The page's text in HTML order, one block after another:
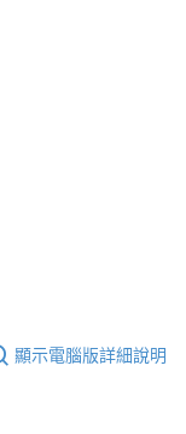
顯示電腦版詳細說明